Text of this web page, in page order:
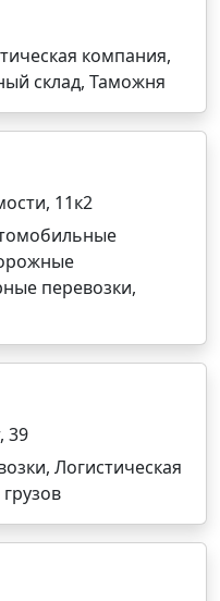
компания,
склад, Таможня
11к2
перевозки,
39
Логистическая